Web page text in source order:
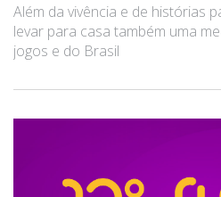
Além da vivência e de histórias
levar para casa também uma
jogos e do Brasil